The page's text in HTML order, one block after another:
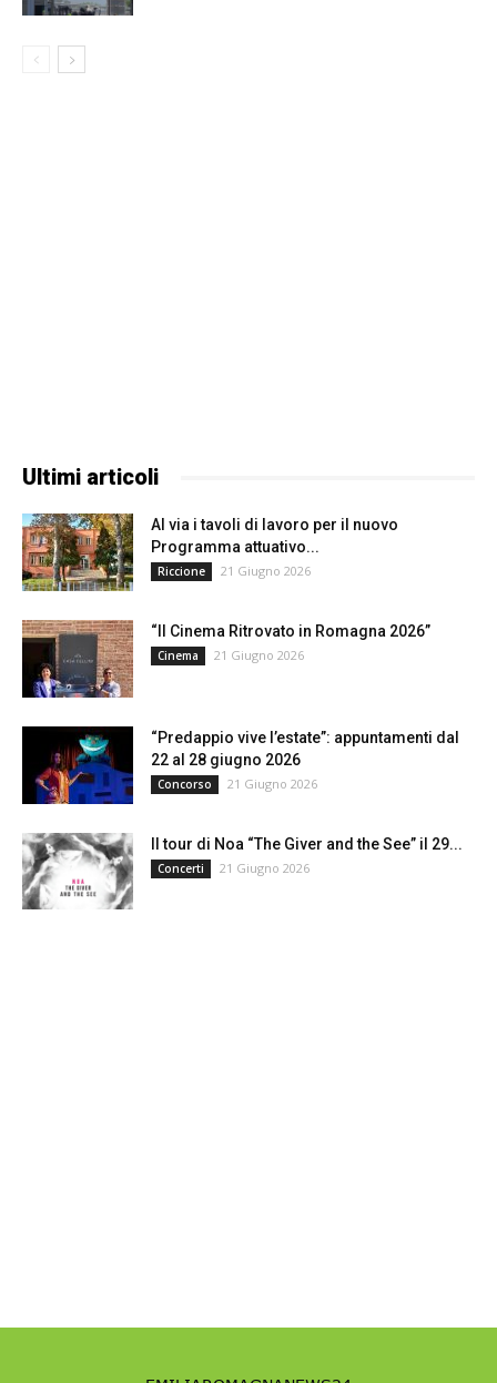
Ultimi articoli
Al via i tavoli di lavoro per il nuovo
Programma attuativo...
Riccione 21 Giugno 2026
“Il Cinema Ritrovato in Romagna 2026”
Cinema 21 Giugno 2026
“Predappio vive l’estate”: appuntamenti dal
22 al 28 giugno 2026
Concorso 21 Giugno 2026
Il tour di Noa “The Giver and the See” il 29...
Concerti 21 Giugno 2026